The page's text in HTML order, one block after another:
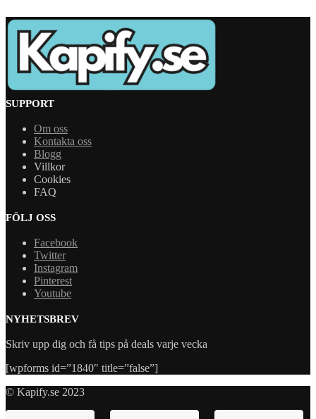
SUPPORT
Om oss
Kontakta oss
Blogg
Villkor
Cookies
FAQ
FÖLJ OSS
Facebook
Twitter
Instagram
Pinterest
Youtube
NYHETSBREV
Skriv upp dig och få tips på deals varje vecka
[wpforms id=”1840″ title=”false”]
© Kapify.se 2023